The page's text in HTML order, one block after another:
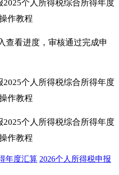
查看进度，审核通过完成申
年度汇算 2026个人所得税申报